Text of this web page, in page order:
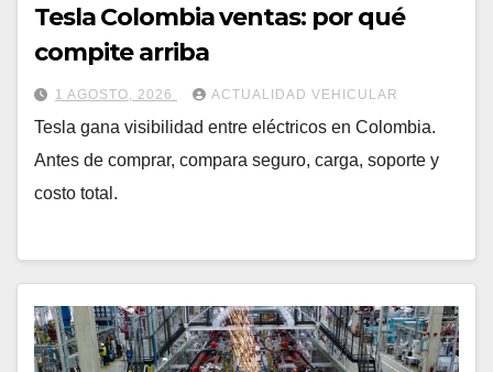
Tesla Colombia ventas: por qué
compite arriba
1 AGOSTO, 2026 ACTUALIDAD VEHICULAR
Tesla gana visibilidad entre eléctricos en Colombia.
Antes de comprar, compara seguro, carga, soporte y
costo total.